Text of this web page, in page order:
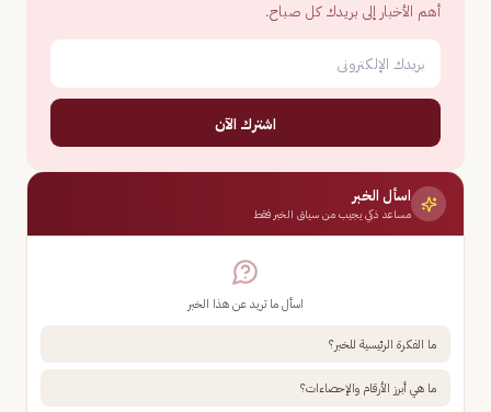
أهم الأخبار إلى بريدك كل صباح.
اشترك الآن
اسأل الخبر
مساعد ذكي يجيب من سياق الخبر فقط
اسأل ما تريد عن هذا الخبر
ما الفكرة الرئيسية للخبر؟
ما هي أبرز الأرقام والإحصاءات؟